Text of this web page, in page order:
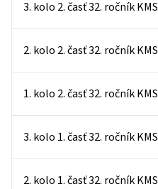
3. kolo 2. časť 32. ročník KMS
2. kolo 2. časť 32. ročník KMS
1. kolo 2. časť 32. ročník KMS
3. kolo 1. časť 32. ročník KMS
2. kolo 1. časť 32. ročník KMS